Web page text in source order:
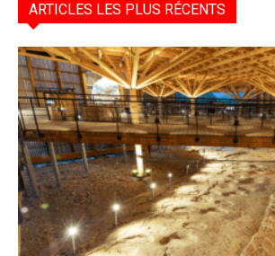
ARTICLES LES PLUS RÉCENTS